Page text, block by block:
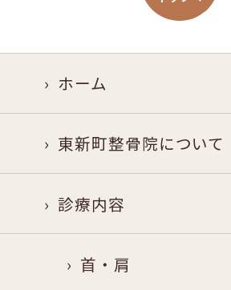
ホーム
東新町整骨院について
診療内容
首・肩